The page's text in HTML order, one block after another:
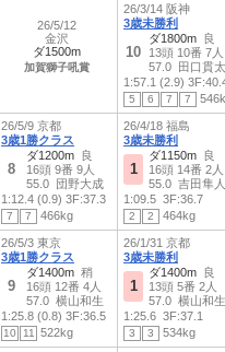
26/5/12
金沢
ダ1500m
加賀獅子吼賞
26/3/14 阪神
3歳未勝利
10
ダ1800m 良
13頭 10番 7人
57.0 田口貫太
1:57.1 (2.9)
5 6 7 7
26/5/9 京都
3歳1勝クラス
8
ダ1200m 良
16頭 9番 9人
55.0 団野大成
1:12.4 (0.9) 3F:37.3
7 7 466kg
26/4/18 福島
3歳未勝利
1
ダ1150m 良
16頭 14番 2人
55.0 吉田隼人
1:09.5 3F:36.7
2 2 464kg
26/5/3 東京
3歳1勝クラス
9
ダ1400m 稍
16頭 12番 4人
57.0 横山和生
1:25.8 (0.8) 3F:36.5
10 11 522kg
26/1/31 京都
3歳未勝利
1
ダ1400m 良
13頭 5番 2人
57.0 横山和生
1:25.6 3F:37.1
3 3 534kg